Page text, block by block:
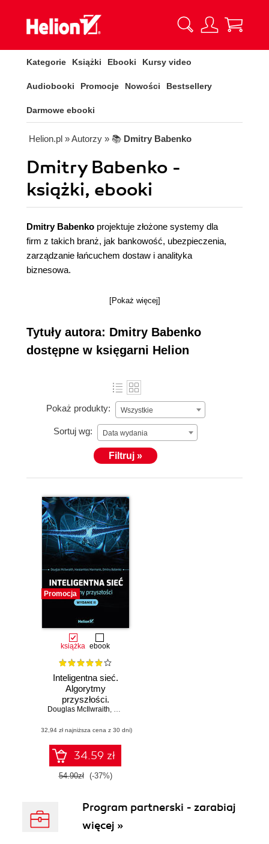
Kategorie Książki Ebooki Kursy video
Audiobooki Promocje Nowości Bestsellery
Darmowe ebooki
Helion.pl » Autorzy » 📚 Dmitry Babenko
Dmitry Babenko -
książki, ebooki
Dmitry Babenko projektuje złożone systemy dla
firm z takich branż, jak bankowość, ubezpieczenia,
zarządzanie łańcuchem dostaw i analityka
biznesowa.
[Pokaż więcej]
Tytuły autora: Dmitry Babenko
dostępne w księgarni Helion
Pokaż produkty: Wszystkie
Sortuj wg: Data wydania
Filtruj »
Promocja
książka ebook
Inteligentna sieć.
Algorytmy
przyszłości.
Wydanie II
Douglas McIlwraith, Haralambos Marmanis
(32,94 zł najniższa cena z 30 dni)
34.59 zł
54.90zł (-37%)
Program partnerski - zarabiaj
więcej »